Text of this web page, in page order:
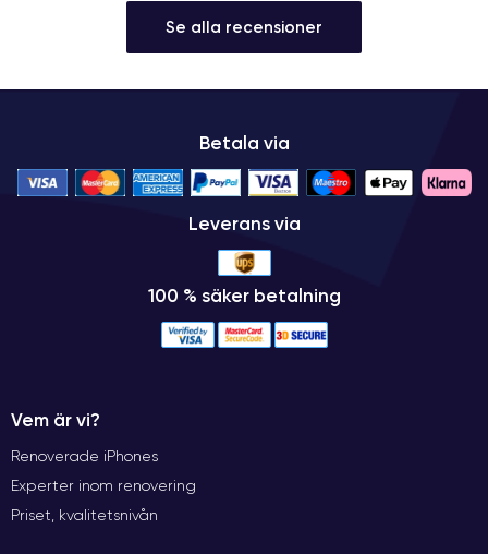
Se alla recensioner
Betala via
Leverans via
100 % säker betalning
Vem är vi?
Renoverade iPhones
Experter inom renovering
Priset, kvalitetsnivån